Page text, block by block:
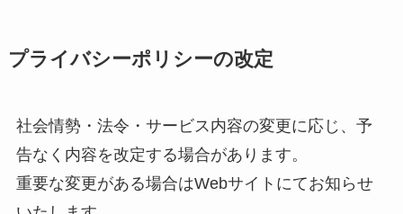
プライバシーポリシーの改定
社会情勢・法令・サービス内容の変更に応じ、予
告なく内容を改定する場合があります。
重要な変更がある場合はWebサイトにてお知らせ